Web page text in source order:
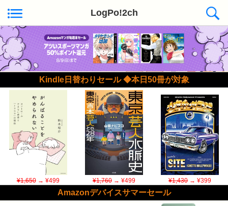
LogPo!2ch
Kindle日替わりセール ◆本日50冊が対象
¥1,650→ ¥499 ¥1,760→ ¥499 ¥1,430→ ¥399
Amazonデバイスサマーセール